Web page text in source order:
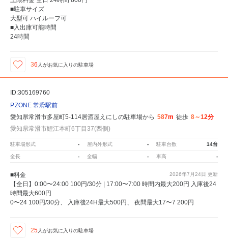
■駐車サイズ
大型可 ハイルーフ可
■入出庫可能時間
24時間
36 人がお気に入りの駐車場
ID:305169760
P.ZONE 常滑駅前
愛知県常滑市多屋町5-114居酒屋えにしの駐車場から 587m 徒歩 8～12分
愛知県常滑市鯉江本町6丁目37(西側)
駐車場形式 - 屋内外形式 - 駐車台数 14台
全長 - 全幅 - 車高 -
2026年7月24日 更新
■料金
【全日】0:00〜24:00 100円/30分 | 17:00〜7:00 時間内最大200円 入庫後24
時間最大600円
0〜24 100円/30分、 入庫後24H最大500円、 夜間最大17〜7 200円
25 人がお気に入りの駐車場